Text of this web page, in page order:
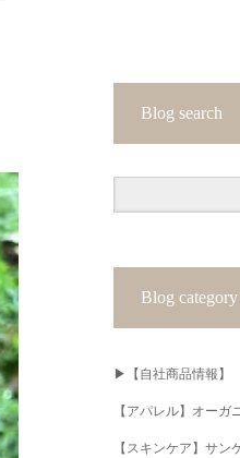
Blog search
Blog category
▶︎【自社商品情報】
【アパレル】オーガ
【スキンケア】サン